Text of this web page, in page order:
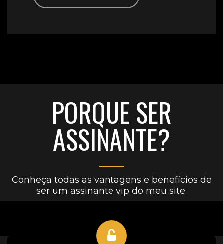
PORQUE SER
ASSINANTE?
Conheça todas as vantagens e benefícios de
ser um assinante vip do meu site.